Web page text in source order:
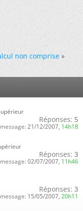
non comprise »
Réponses: 5
21/12/2007, 14h18
Réponses: 3
02/07/2007, 11h46
Réponses: 3
15/05/2007, 20h11